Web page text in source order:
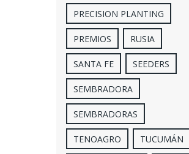
PRECISION PLANTING
PREMIOS RUSIA
SANTA FE SEEDERS
SEMBRADORA
SEMBRADORAS
TENOAGRO TUCUMÁN